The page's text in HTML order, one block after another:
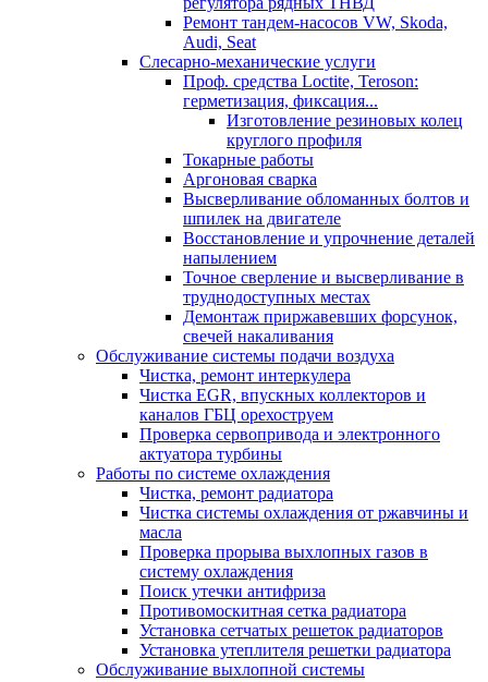
Ремонт тандем-насосов VW, Skoda,
Audi, Seat
Слесарно-механические услуги
Проф. средства Loctite, Teroson:
герметизация, фиксация...
Изготовление резиновых колец
круглого профиля
Токарные работы
Аргоновая сварка
Высверливание обломанных болтов и
шпилек на двигателе
Восстановление и упрочнение деталей
напылением
Точное сверление и высверливание в
труднодоступных местах
Демонтаж приржавевших форсунок,
свечей накаливания
Обслуживание системы подачи воздуха
Чистка, ремонт интеркулера
Чистка EGR, впускных коллекторов и
каналов ГБЦ орехоструем
Проверка сервопривода и электронного
актуатора турбины
Работы по системе охлаждения
Чистка, ремонт радиатора
Чистка системы охлаждения от ржавчины и
масла
Проверка прорыва выхлопных газов в
систему охлаждения
Поиск утечки антифриза
Противомоскитная сетка радиатора
Установка сетчатых решеток радиаторов
Установка утеплителя решетки радиатора
Обслуживание выхлопной системы